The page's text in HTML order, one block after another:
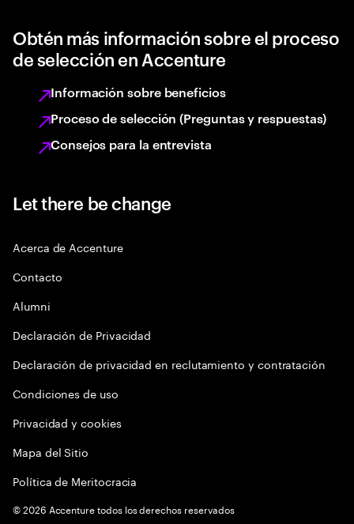
Obtén más información sobre el proceso
de selección en Accenture
Información sobre beneficios
Proceso de selección (Preguntas y respuestas)
Consejos para la entrevista
Let there be change
Acerca de Accenture
Contacto
Alumni
Declaración de Privacidad
Declaración de privacidad en reclutamiento y contratación
Condiciones de uso
Privacidad y cookies
Mapa del Sitio
Política de Meritocracia
©2026 Accenture todos los derechos reservados